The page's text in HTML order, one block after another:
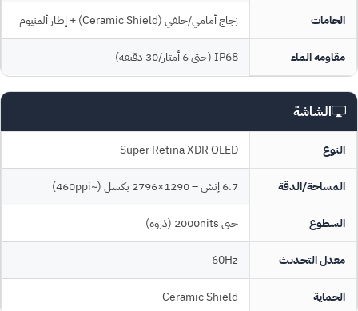
الخامات زجاج أمامي/خلفي (Ceramic Shield) + إطار ألمنيوم
مقاومة الماء IP68 (حتى 6 أمتار/30 دقيقة)
الشاشة
النوع Super Retina XDR OLED
المساحة/الدقة 6.7 إنش – 1290×2796 بكسل (~460ppi)
السطوع حتى 2000nits (ذروة)
معدل التحديث 60Hz
الحماية Ceramic Shield